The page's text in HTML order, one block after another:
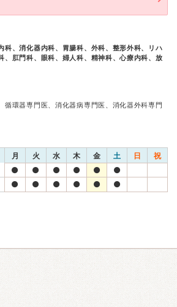
科、消化器内科、胃腸科、外科、整形外科、リハ
、肛門科、眼科、婦人科、精神科、心療内科、放
循環器専門医、消化器病専門医、消化器外科専門
月 火 水 木 金 土 日 祝